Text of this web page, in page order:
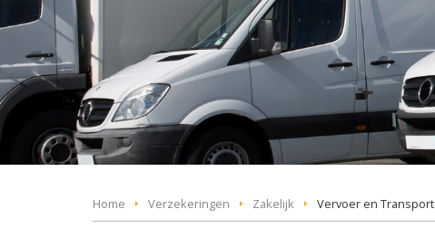
Home Verzekeringen Zakelijk Vervoer en Transport